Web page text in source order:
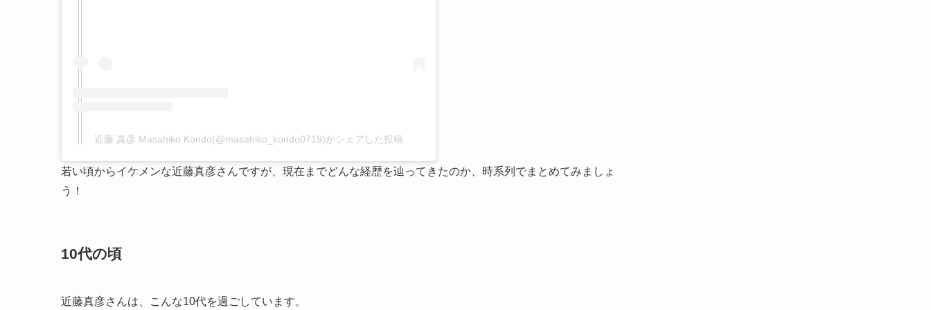
近藤 真彦 Masahiko Kondo(@masahiko_kondo0719)がシェアした投稿
若い頃からイケメンな近藤真彦さんですが、現在までどんな経歴を辿ってきたのか、時系列でまとめてみましょ
う！
10代の頃
近藤真彦さんは、こんな10代を過ごしています。